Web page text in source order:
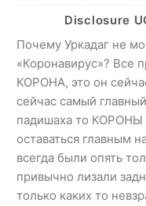
Disclosure
Почему Уркадаг не
«Коронавирус»? Все
КОРОНА, это он
сейчас самый
падишаха то КОРОНЫ
оставаться главным
всегда были опять
привычно лизали
только каких то